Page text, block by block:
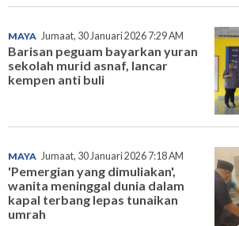
MAYA Jumaat, 30 Januari 2026 7:29 AM
Barisan peguam bayarkan yuran
sekolah murid asnaf, lancar
kempen anti buli
MAYA Jumaat, 30 Januari 2026 7:18 AM
'Pemergian yang dimuliakan',
wanita meninggal dunia dalam
kapal terbang lepas tunaikan
umrah